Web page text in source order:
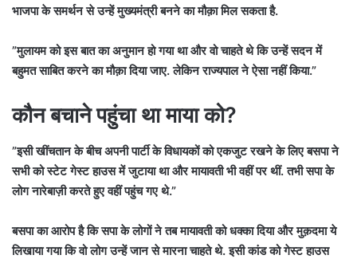
भाजपा के समर्थन से उन्हें मुख्यमंत्री बनने का मौक़ा मिल सकता है.
”मुलायम को इस बात का अनुमान हो गया था और वो चाहते थे कि उन्हें सदन में
बहुमत साबित करने का मौक़ा दिया जाए. लेकिन राज्यपाल ने ऐसा नहीं किया.”
कौन बचाने पहुंचा था माया को?
”इसी खींचतान के बीच अपनी पार्टी के विधायकों को एकजुट रखने के लिए बसपा ने
सभी को स्टेट गेस्ट हाउस में जुटाया था और मायावती भी वहीं पर थीं. तभी सपा के
लोग नारेबाज़ी करते हुए वहीं पहुंच गए थे.”
बसपा का आरोप है कि सपा के लोगों ने तब मायावती को धक्का दिया और मुक़दमा ये
लिखाया गया कि वो लोग उन्हें जान से मारना चाहते थे. इसी कांड को गेस्ट हाउस